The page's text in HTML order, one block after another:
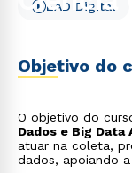
EAD Digital
Objetivo do
O objetivo do
Dados e Big Data
atuar na coleta,
dados, apoiando